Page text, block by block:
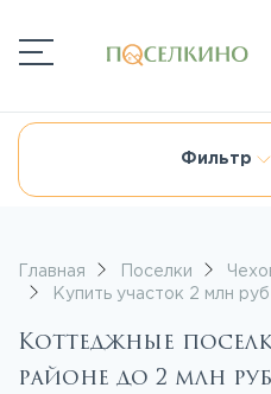
Фильтр
Главная Поселки
Купить участок 2 млн руб
Коттеджные
районе до 2 млн руб